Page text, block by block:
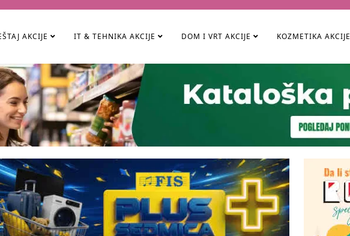
AKCIJE IT & TEHNIKA AKCIJE DOM I VRT AKCIJE KOZMETIKA AKCIJE